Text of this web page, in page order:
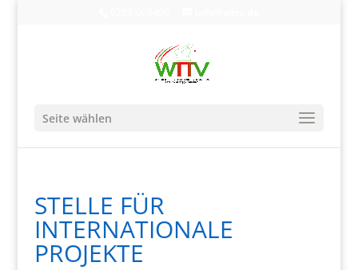
Seite wählen
STELLE FÜR
INTERNATIONALE
PROJEKTE